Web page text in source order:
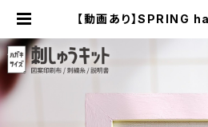
【動画あり】SPRING